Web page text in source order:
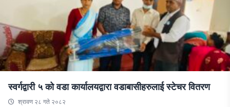
स्वर्गद्वारी ५ को वडा कार्यालयद्वारा वडाबासीहरुलाई स्टेचर वितरण
श्रावण २८ गते २०८२